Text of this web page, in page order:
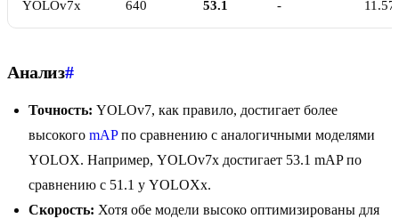
YOLOv7x 640 53.1 - 11.57
Анализ#
Точность: YOLOv7, как правило, достигает более
высокого mAPпо сравнению с аналогичными моделями
YOLOX. Например, YOLOv7x достигает 53.1 mAP по
сравнению с 51.1 у YOLOXx.
Скорость: Хотя обе модели высоко оптимизированы для